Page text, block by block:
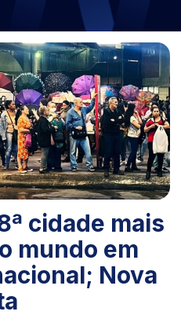
cidade mais
mundo em
Nova